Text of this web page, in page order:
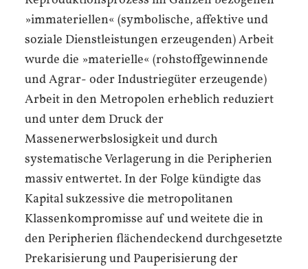
»immateriellen« (symbolische, affektive und
soziale Dienstleistungen erzeugenden) Arbeit
wurde die »materielle« (rohstoffgewinnende
und Agrar- oder Industriegüter erzeugende)
Arbeit in den Metropolen erheblich reduziert
und unter dem Druck der
Massenerwerbslosigkeit und durch
systematische Verlagerung in die Peripherien
massiv entwertet. In der Folge kündigte das
Kapital sukzessive die metropolitanen
Klassenkompromisse auf und weitete die in
den Peripherien flächendeckend durchgesetzte
Prekarisierung und Pauperisierung der